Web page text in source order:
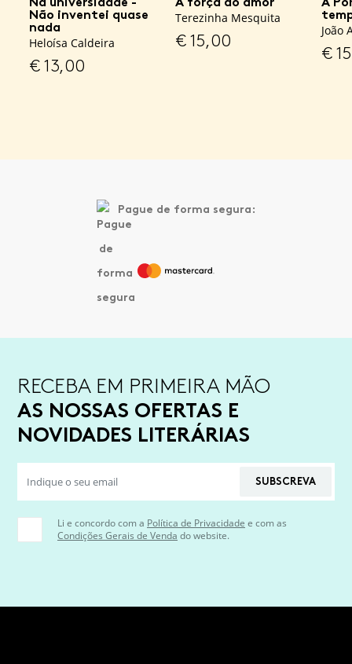
Não inventei quase
nada
Heloísa Caldeira
€13,00
Terezinha Mesquita
€15,00
João
€
Pague de forma segura:
RECEBA EM PRIMEIRA MÃO
AS NOSSAS OFERTAS E
NOVIDADES LITERÁRIAS
SUBSCREVA
Li e concordo com a Política de Privacidade e com as
Condições Gerais de Venda do website.